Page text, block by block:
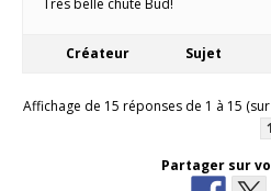
Très belle chute Bud!
Créateur Sujet
Affichage de 15 réponses de 1 à 15
1
Partager sur